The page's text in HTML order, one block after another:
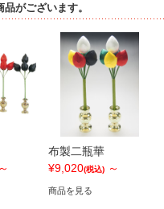
がございます。
～
布製二瓶華
¥9,020(税込) ～
商品を見る